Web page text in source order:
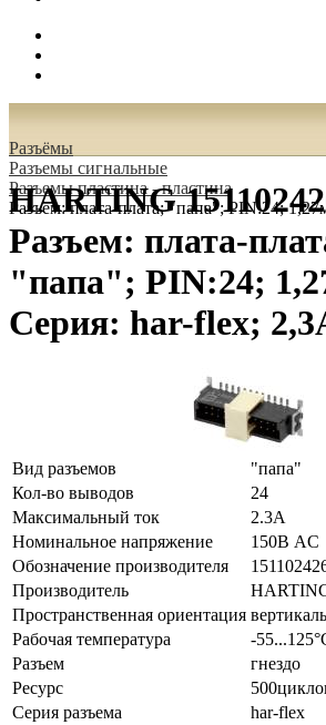
Разъёмы
Разъeмы сигнальные
Разъeмы пластина - пластина
Разъем: плата-плата; "папа"; PIN:24;
HARTING
Разъем: плата-
"папа"; PIN:24;
Серия: har-flex;
Вид разъемов
"папа"
Кол-во выводов
24
Максимальный ток
2.3А
Номинальное напряжение
150В AC
Обозначение производителя
Производитель
Пространственная ориентация
Рабочая температура
-
Разъем
гнездо
Ресурс
Серия разъема
har-flex